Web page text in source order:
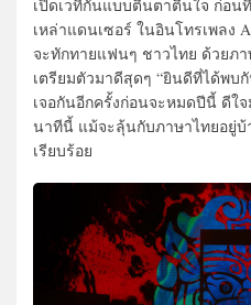
เปิดเวทีกันแบบตื่นตาตื่นใจ ก่อน
เหล่าแดนเซอร์ ในอินโทรเพลง
จะทักทายแฟนๆ ชาวไทย ด้วยภ
เตรียมตัวมาดีสุดๆ “ยินดีที่ได้พ
เจอกันอีกครั้งก่อนจะหมดปีนี้ ดีใ
นาทีนี้ แม้จะลุ้นกับภาษาไทยอยู่บ้
เรียบร้อย